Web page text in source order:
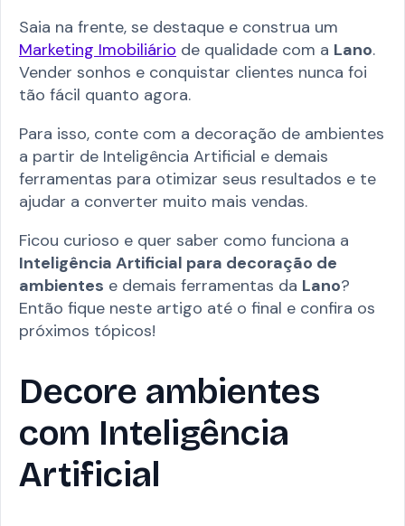
Saia na frente, se destaque e construa um
Marketing Imobiliário de qualidade com a Lano.
Vender sonhos e conquistar clientes nunca foi
tão fácil quanto agora.
Para isso, conte com a decoração de ambientes
a partir de Inteligência Artificial e demais
ferramentas para otimizar seus resultados e te
ajudar a converter muito mais vendas.
Ficou curioso e quer saber como funciona a
Inteligência Artificial para decoração de
ambientes e demais ferramentas da Lano?
Então fique neste artigo até o final e confira os
próximos tópicos!
Decore ambientes
com Inteligência
Artificial